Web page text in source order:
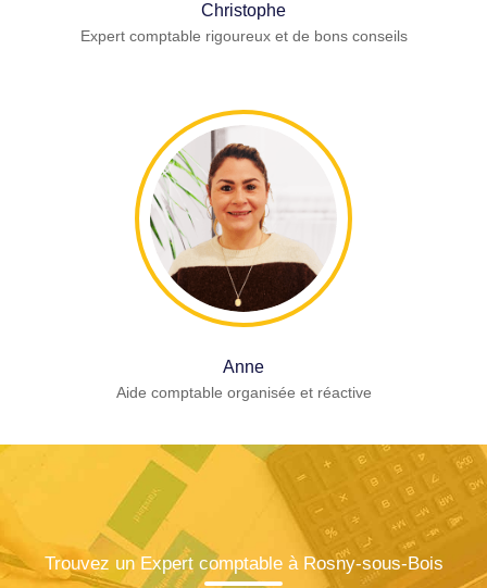
Christophe
Expert comptable rigoureux et de bons conseils
Anne
Aide comptable organisée et réactive
Trouvez un Expert comptable à Rosny-sous-Bois